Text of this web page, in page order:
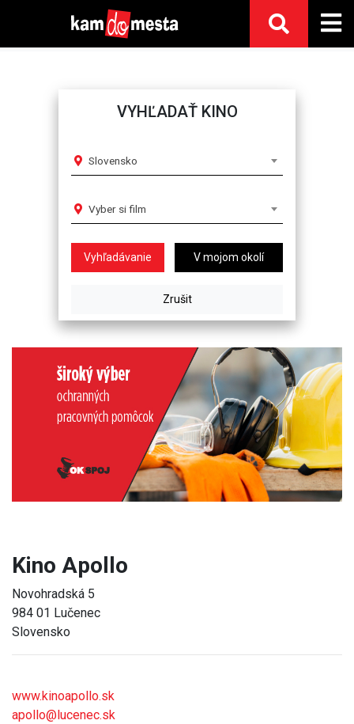
VYHĽADAŤ KINO
Slovensko
Vyber si film
V mojom okolí
Next
Kino Apollo
Novohradská 5
984 01 Lučenec
Slovensko
www.kinoapollo.sk
apollo@lucenec.sk